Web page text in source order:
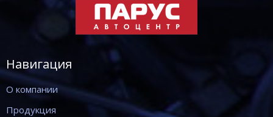
Навигация
О компании
Продукция